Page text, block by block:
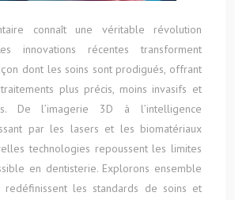
connaît une véritable révolution
innovations récentes transforment
dont les soins sont prodigués, offrant
plus précis, moins invasifs et
De l’imagerie 3D à l’intelligence
par les lasers et les biomatériaux
technologies repoussent les limites
en dentisterie. Explorons ensemble
redéfinissent les standards de soins et